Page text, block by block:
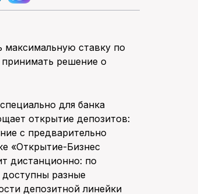
максимальную ставку по
решение о
для банка
открытие депозитов:
с предварительно
«Открытие-Бизнес
дистанционно: по
разные
депозитной линейки